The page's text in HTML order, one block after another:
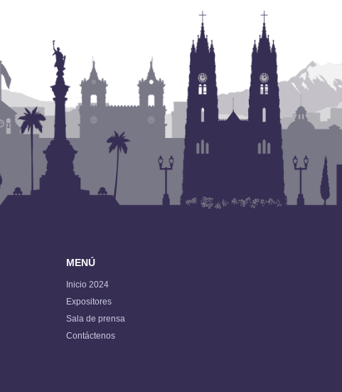
MENÚ
Inicio 2024
Expositores
Sala de prensa
Contáctenos